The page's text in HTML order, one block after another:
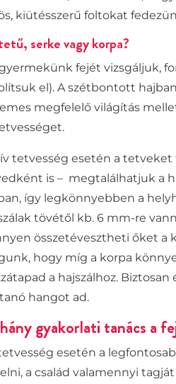
kiütésszerű foltokat
serke vagy korpa?
fejét vizsgáljuk,
el). A szétbontott
megfelelő világítás
tetvesség esetén a
ként is – megtalálhatjuk a
így legkönnyebben a
tövétől kb. 6 mm-re
összetévesztheti őket a
hogy míg a korpa
a hajszálhoz.
hangot ad.
gyakorlati tanács a
esetén a
a család valamennyi